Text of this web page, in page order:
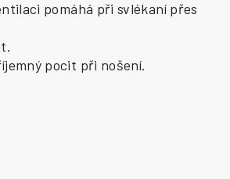
pomáhá při svlékaní přes
pocit při nošení.